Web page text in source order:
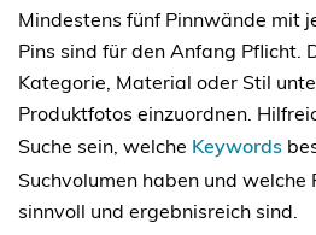
Mindestens fünf Pinnwände mit
Pins sind für den Anfang Pflicht.
Kategorie, Material oder Stil
Produktfotos einzuordnen.
Suche sein, welche Keywords
Suchvolumen haben und
sinnvoll und ergebnisreich sind.